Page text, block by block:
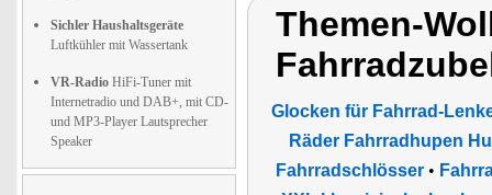
Sichler Haushaltsgeräte
Luftkühler mit Wassertank
VR-Radio HiFi-Tuner mit
Internetradio und DAB+, mit CD-
und MP3-Player Lautsprecher
Speaker
Themen-
Glocken für Fahrrad-
Räder Fahrradhupen
Fahrradschlösser•